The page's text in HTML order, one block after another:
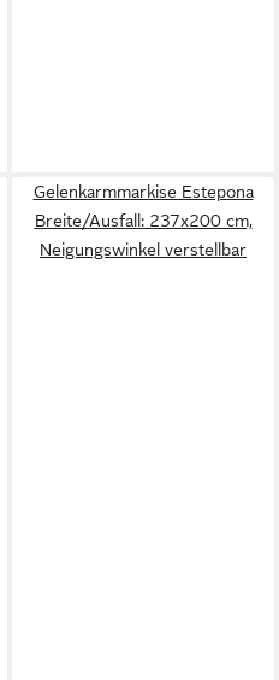
Gelenkarmmarkise Estepona
Breite/Ausfall: 237x200 cm,
Neigungswinkel verstellbar